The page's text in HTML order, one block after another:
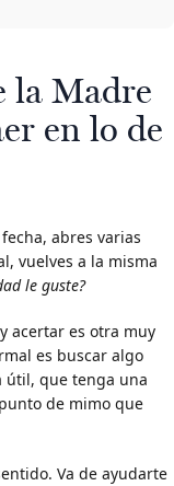
la Madre
en lo de
abres varias
vuelves a la misma
le guste?
acertar es otra muy
es buscar algo
útil, que tenga una
de mimo que
Va de ayudarte